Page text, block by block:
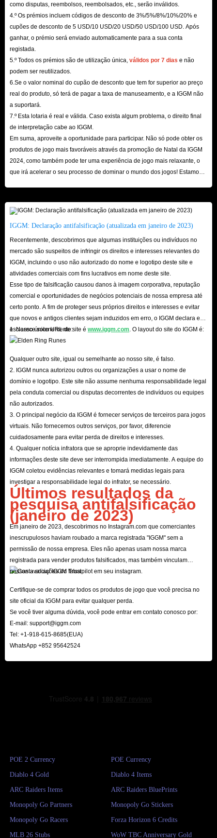
como disputas, reembolsos, reembolsados, etc., serão inválidos.
4.º Os prémios incluem códigos de desconto de 3%/5%/8%/10%/20% e
cupões de desconto de 5 USD/10 USD/20 USD/50 USD/100 USD. Após
ganhar, o prémio será enviado automaticamente para a sua conta
registada.
5.º Todos os prémios são de utilização única, válidos por 7 dias e não
podem ser reutilizados.
6.Se o valor nominal do cupão de desconto que tem for superior ao preço
real do produto, só terá de pagar a taxa de manuseamento, e a IGGM não
a suportará.
7.º Esta lotaria é real e válida. Caso exista algum problema, o direito final
de interpretação cabe ao IGGM.
Em suma, aproveite a oportunidade para participar. Não só pode obter os
produtos de jogo mais favoráveis ​​através da promoção de Natal da IGGM
2024, como também pode ter uma experiência de jogo mais relaxante, o
que irá acelerar o seu processo de dominar o mundo dos jogos! Estamos
IGGM: Declaração antifalsificação (atualizada em janeiro de 2023)
Recentemente, descobrimos que algumas instituições ou indivíduos no
mercado são suspeitos de infringir os direitos e interesses relevantes do
IGGM, incluindo o uso não autorizado do nome e logotipo deste site e
atividades comerciais com fins lucrativos em nome deste site.
Esse tipo de falsificação causou danos à imagem corporativa, reputação
comercial e oportunidades de negócios potenciais de nossa empresa até
certo ponto. A fim de proteger seus próprios direitos e interesses e evitar
que novos e antigos clientes sejam induzidos em erro, o IGGM declara e
esclarece solenemente:
1. Nosso único URL de site é www.iggm.com . O layout do site do IGGM é:
Qualquer outro site, igual ou semelhante ao nosso site, é falso.
2. IGGM nunca autorizou outros ou organizações a usar o nome de
domínio e logotipo. Este site não assume nenhuma responsabilidade legal
pela conduta comercial ou disputas decorrentes de indivíduos ou equipes
não autorizados.
3. O principal negócio da IGGM é fornecer serviços de terceiros para jogos
virtuais. Não fornecemos outros serviços, por favor, diferencie
cuidadosamente para evitar perda de direitos e interesses.
4. Qualquer notícia infratora que se aproprie indevidamente das
informações deste site deve ser interrompida imediatamente. A equipe do
IGGM coletou evidências relevantes e tomará medidas legais para
investigar a responsabilidade legal do infrator, se necessário.
Últimos resultados da
pesquisa antifalsificação
(janeiro de 2023)
Em janeiro de 2023, descobrimos no Instagram.com que comerciantes
inescrupulosos haviam roubado a marca registrada "IGGM" sem a
permissão de nossa empresa. Eles não apenas usam nossa marca
registrada para vender produtos falsificados, mas também vinculam
nossas avaliações do Trustpilot em seu instagram.
Certifique-se de comprar todos os produtos de jogo que você precisa no
site oficial da IGGM para evitar qualquer perda.
Se você tiver alguma dúvida, você pode entrar em contato conosco por:
E-mail: support@iggm.com
Tel: +1-918-615-8685(EUA)
WhatsApp +852 95642524
POE 2 Currency POE Currency
Diablo 4 Gold Diablo 4 Items
ARC Raiders Items ARC Raiders BluePrints
Monopoly Go Partners Monopoly Go Stickers
Monopoly Go Racers Forza Horizon 6 Credits
MLB 26 Stubs WoW TBC Anniversary Gold